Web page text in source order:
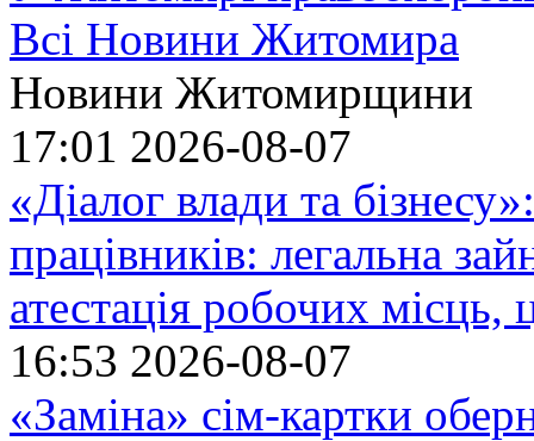
Всі Новини Житомира
Новини Житомирщини
17:01 2026-08-07
«Діалог влади та
працівників: легальна
атестація робочих місць,
16:53 2026-08-07
«Заміна» сім-картки